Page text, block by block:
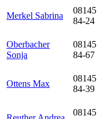
Merkel Sabrina
08145
84-24
Oberbacher
Sonja
08145
84-67
Ottens Max
08145
84-39
08145